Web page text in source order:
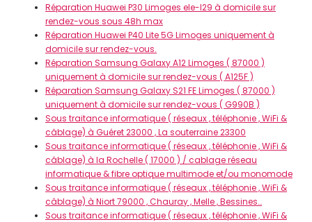
Réparation Huawei P30 Limoges ele-l29 à domicile sur
rendez-vous sous 48h max
Réparation Huawei P40 Lite 5G Limoges uniquement à
domicile sur rendez-vous.
Réparation Samsung Galaxy A12 Limoges ( 87000 )
uniquement à domicile sur rendez-vous ( A125F )
Réparation Samsung Galaxy S21 FE Limoges ( 87000 )
uniquement à domicile sur rendez-vous ( G990B )
Sous traitance informatique ( réseaux , téléphonie , WiFi &
câblage) à Guéret 23000 , La souterraine 23300
Sous traitance informatique ( réseaux , téléphonie , WiFi &
câblage) à la Rochelle ( 17000 ) / cablage réseau
informatique & fibre optique multimode et/ou monomode
Sous traitance informatique ( réseaux , téléphonie , WiFi &
câblage) à Niort 79000 , Chauray , Melle , Bessines…
Sous traitance informatique ( réseaux , téléphonie , WiFi &